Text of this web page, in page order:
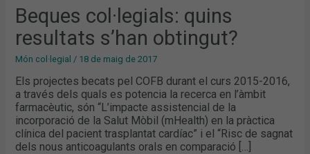
Beques col·legials: quins
resultats s’han obtingut?
Món col·legial / 18 de maig de 2017
Els projectes becats pel COFB durant el curs 2015-2016,
a través dels quals es potencia la recerca en l’àmbit
farmacèutic, són “L’impacte assistencial de la
incorporació de la Salut Mòbil (mHealth) en la pràctica
clínica del pacient trasplantat cardíac” i el “Risc de sagnat
dels nous anticoagulants orals en comparació […]